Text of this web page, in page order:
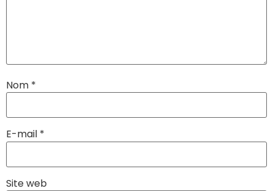
Nom *
E-mail *
Site web